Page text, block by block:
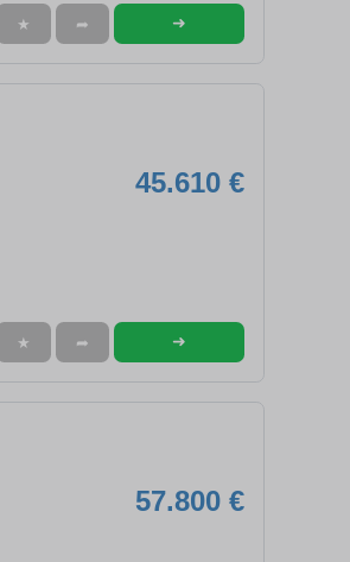
★ ➦ ➜
45.610 €
★ ➦ ➜
57.800 €